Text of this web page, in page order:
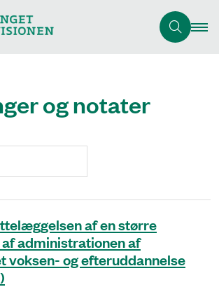
og notater
af en større
administrationen af
voksen- og efteruddannelse